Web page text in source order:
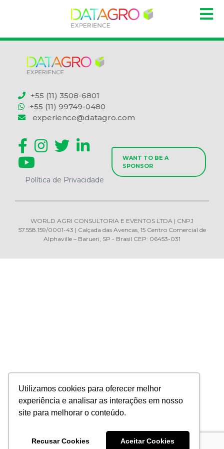
Utilizamos cookies para oferecer melhor
experiência e analisar as interações em nosso
site para melhorar o conteúdo.
Recusar Cookies Aceitar Cookies
+55 (11) 3508-6801
+55 (11) 99749-0480
experience@datagro.com
Política de Privacidade
WANT TO BE A
SPONSOR
WORLD AGRI CONSULTORIA E EVENTOS LTDA | CNPJ
57.558.159/0001-43 | Calçada das Avencas, 15 Centro Comercial de
Alphaville – Barueri, SP - Brasil CEP: 06453-031